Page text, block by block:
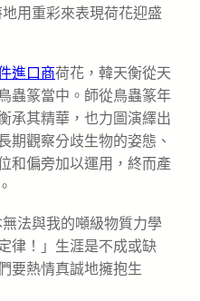
用重彩來表現荷花迎盛
進口商荷花，韓天衡從天
蟲篆當中。師從鳥蟲篆年
承其精華，也力圖演繹出
期觀察分歧生物的姿態、
和偏旁加以運用，終而產
法與我的噸級物質力學
律！」生涯是不成或缺
要熱情真誠地擁抱生